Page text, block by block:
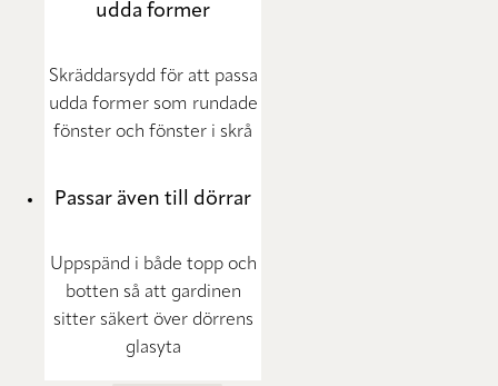
udda former
Skräddarsydd för att passa
udda former som rundade
fönster och fönster i skrå
Passar även till dörrar
Uppspänd i både topp och
botten så att gardinen
sitter säkert över dörrens
glasyta